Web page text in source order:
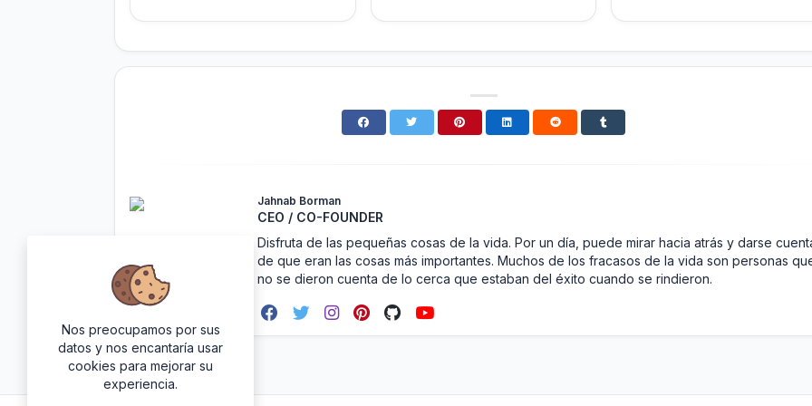
Jahnab Borman
CEO / CO-FOUNDER
Disfruta de las pequeñas cosas de la vida. Por un día, puede mirar hacia atrás y darse
de que eran las cosas más importantes. Muchos de los fracasos de la vida son personas
no se dieron cuenta de lo cerca que estaban del éxito cuando se rindieron.
Nos preocupamos por sus
datos y nos encantaría usar
cookies para mejorar su
experiencia.